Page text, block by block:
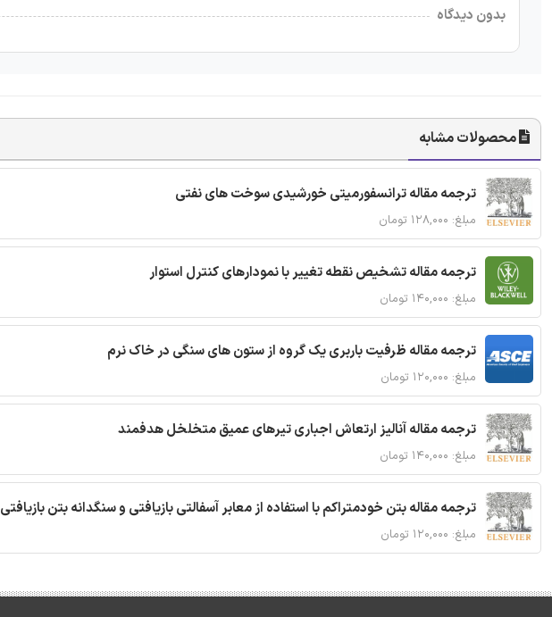
بدون دیدگاه
محصولات مشابه
ترجمه مقاله ترانسفورمیتی خورشیدی سوخت های نفتی
مبلغ: ۱۲۸,۰۰۰ تومان
ترجمه مقاله تشخیص نقطه تغییر با نمودارهای کنترل استوار
مبلغ: ۱۴۰,۰۰۰ تومان
ترجمه مقاله ظرفیت باربری یک گروه از ستون های سنگی در خاک نرم
مبلغ: ۱۲۰,۰۰۰ تومان
ترجمه مقاله آنالیز ارتعاش اجباری تیرهای عمیق متخلخل هدفمند
مبلغ: ۱۴۰,۰۰۰ تومان
ترجمه مقاله بتن خودمتراکم با استفاده از معابر آسفالتی بازیافتی و سنگدانه بتن بازیافتی
مبلغ: ۱۲۰,۰۰۰ تومان